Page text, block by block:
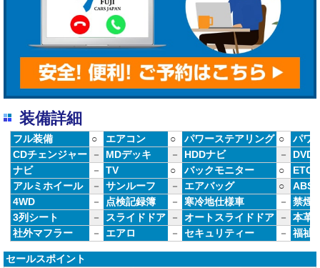
装備詳細
フル装備 ○ エアコン ○ パワーステアリング ○
パワ
CDチェンジャー
－ MDデッキ － HDDナビ －
DVD
ナビ
－ TV ○ バックモニター ○
ETC
アルミホイール
－ サンルーフ － エアバッグ ○
ABS
4WD
－ 点検記録簿 － 寒冷地仕様車 －
禁煙
3列シート
－ スライドドア － オートスライドドア －
本革
社外マフラー
－ エアロ － セキュリティー － 福祉
セールスポイント